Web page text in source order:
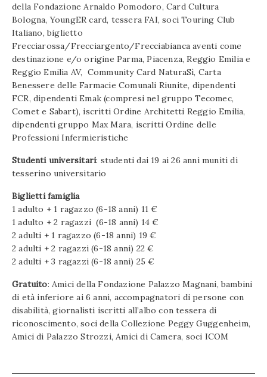
della Fondazione Arnaldo Pomodoro, Card Cultura
Bologna, YoungER card, tessera FAI, soci Touring Club
Italiano, biglietto
Frecciarossa/Frecciargento/Frecciabianca aventi come
destinazione e/o origine Parma, Piacenza, Reggio Emilia e
Reggio Emilia AV, Community Card NaturaSì, Carta
Benessere delle Farmacie Comunali Riunite, dipendenti
FCR, dipendenti Emak (compresi nel gruppo Tecomec,
Comet e Sabart), iscritti Ordine Architetti Reggio Emilia,
dipendenti gruppo Max Mara, iscritti Ordine delle
Professioni Infermieristiche
Studenti universitari: studenti dai 19 ai 26 anni muniti di
tesserino universitario
Biglietti famiglia
1 adulto + 1 ragazzo (6-18 anni) 11 €
1 adulto + 2 ragazzi (6-18 anni) 14 €
2 adulti + 1 ragazzo (6-18 anni) 19 €
2 adulti + 2 ragazzi (6-18 anni) 22 €
2 adulti + 3 ragazzi (6-18 anni) 25 €
Gratuito: Amici della Fondazione Palazzo Magnani, bambini
di età inferiore ai 6 anni, accompagnatori di persone con
disabilità, giornalisti iscritti all’albo con tessera di
riconoscimento, soci della Collezione Peggy Guggenheim,
Amici di Palazzo Strozzi, Amici di Camera, soci ICOM